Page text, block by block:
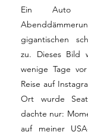
Ein Auto
gigantischen
zu. Dieses Bild
wenige Tage
Reise auf
Ort wurde
dachte nur:
auf meiner